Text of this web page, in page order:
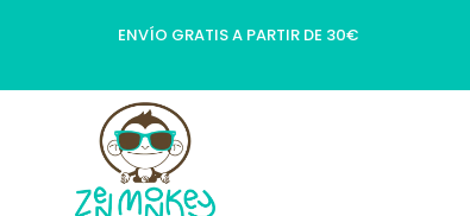
ENVÍO GRATIS A PARTIR DE 30€